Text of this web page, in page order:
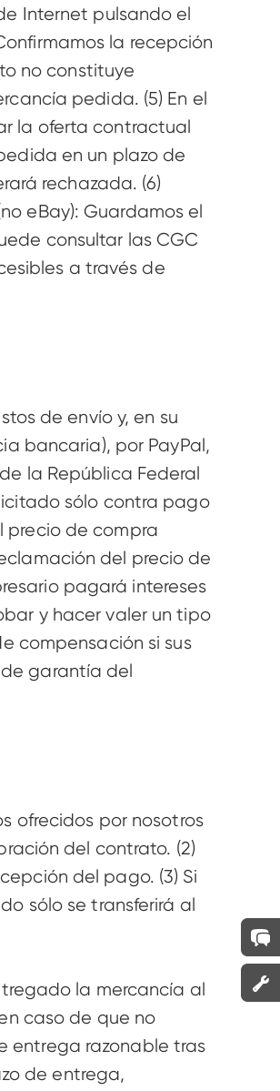
Internet pulsando el
la recepción
no constituye
pedida. (5) En el
la oferta contractual
en un plazo de
rechazada. (6)
eBay): Guardamos el
consultar las CGC
a través de
de envío y, en su
bancaria), por PayPal,
la República Federal
sólo contra pago
precio de compra
del precio de
pagará intereses
y hacer valer un tipo
compensación si sus
garantía del
ofrecidos por nosotros
del contrato. (2)
del pago. (3) Si
sólo se transferirá al
la mercancía al
caso de que no
entrega razonable tras
de entrega,